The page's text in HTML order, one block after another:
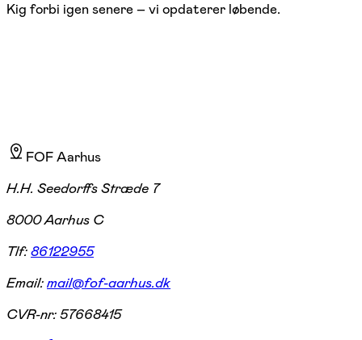
Kig forbi igen senere – vi opdaterer løbende.
FOF Aarhus
H.H. Seedorffs Stræde 7
8000 Aarhus C
Tlf:86122955
Email:mail@fof-aarhus.dk
CVR-nr:57668415